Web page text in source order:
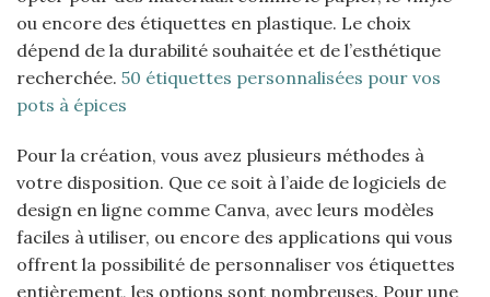
ou encore des étiquettes en plastique. Le choix
dépend de la durabilité souhaitée et de l’esthétique
recherchée. 50 étiquettes personnalisées pour vos
pots à épices
Pour la création, vous avez plusieurs méthodes à
votre disposition. Que ce soit à l’aide de logiciels de
design en ligne comme Canva, avec leurs modèles
faciles à utiliser, ou encore des applications qui vous
offrent la possibilité de personnaliser vos étiquettes
entièrement, les options sont nombreuses. Pour une